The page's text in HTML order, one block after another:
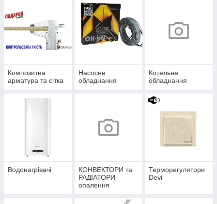
Композитна
арматура та сітка
Насосне
обладнання
Котельне
обладнання
Водонагрівачі
КОНВЕКТОРИ та
РАДІАТОРИ
опалення
Терморегулятори
Devi